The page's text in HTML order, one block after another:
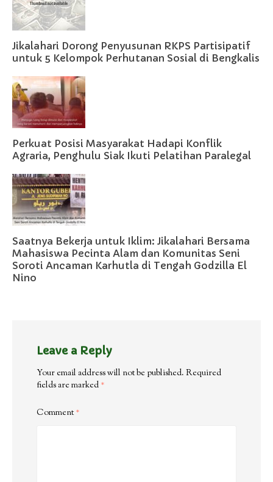
Jikalahari Dorong Penyusunan RKPS Partisipatif
untuk 5 Kelompok Perhutanan Sosial di Bengkalis
Perkuat Posisi Masyarakat Hadapi Konflik
Agraria, Penghulu Siak Ikuti Pelatihan Paralegal
Saatnya Bekerja untuk Iklim: Jikalahari Bersama
Mahasiswa Pecinta Alam dan Komunitas Seni
Soroti Ancaman Karhutla di Tengah Godzilla El
Nino
Leave a Reply
Your email address will not be published. Required
fields are marked *
Comment*